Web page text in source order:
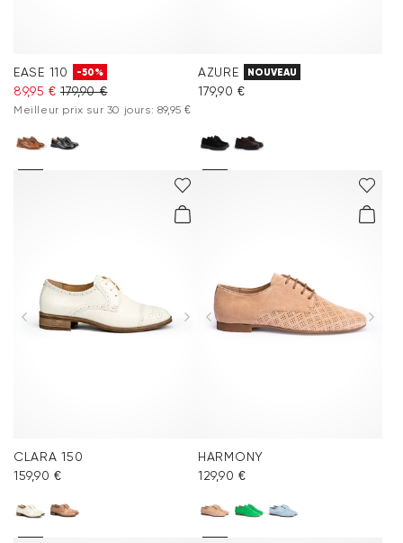
EASE 110 -50%
89,95 € 179,90 €
Meilleur prix sur 30 jours: 89,95 €
AZURE NOUVEAU
179,90 €
CLARA 150
159,90 €
HARMONY
129,90 €